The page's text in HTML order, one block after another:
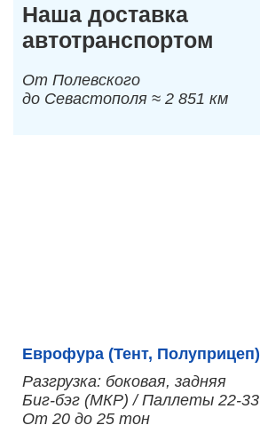
Наша доставка
автотранспортом
От Полевского
до Севастополя ≈ 2 851 км
Еврофура (Тент, Полуприцеп)
Разгрузка: боковая, задняя
Биг-бэг (МКР) / Паллеты 22-33
От 20 до 25 тон